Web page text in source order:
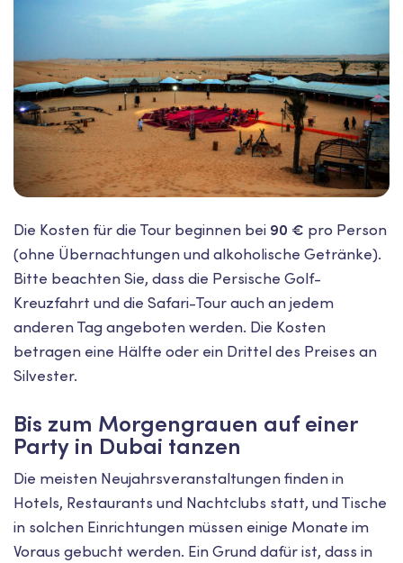
Die Kosten für die Tour beginnen bei 90 € pro Person
(ohne Übernachtungen und alkoholische Getränke).
Bitte beachten Sie, dass die Persische Golf-
Kreuzfahrt und die Safari-Tour auch an jedem
anderen Tag angeboten werden. Die Kosten
betragen eine Hälfte oder ein Drittel des Preises an
Silvester.
Bis zum Morgengrauen auf einer
Party in Dubai tanzen
Die meisten Neujahrsveranstaltungen finden in
Hotels, Restaurants und Nachtclubs statt, und Tische
in solchen Einrichtungen müssen einige Monate im
Voraus gebucht werden. Ein Grund dafür ist, dass in